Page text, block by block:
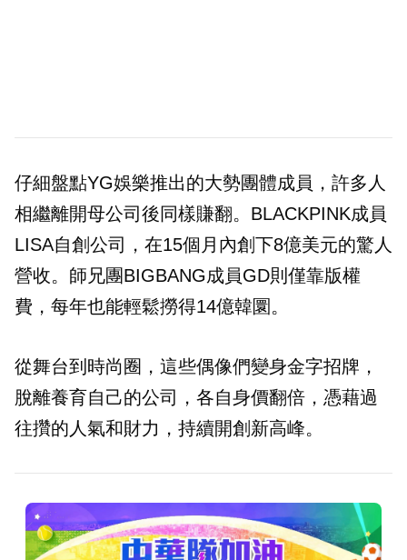
仔細盤點YG娛樂推出的大勢團體成員，許多人
相繼離開母公司後同樣賺翻。BLACKPINK成員
LISA自創公司，在15個月內創下8億美元的驚人
營收。師兄團BIGBANG成員GD則僅靠版權
費，每年也能輕鬆撈得14億韓圜。
從舞台到時尚圈，這些偶像們變身金字招牌，
脫離養育自己的公司，各自身價翻倍，憑藉過
往攢的人氣和財力，持續開創新高峰。